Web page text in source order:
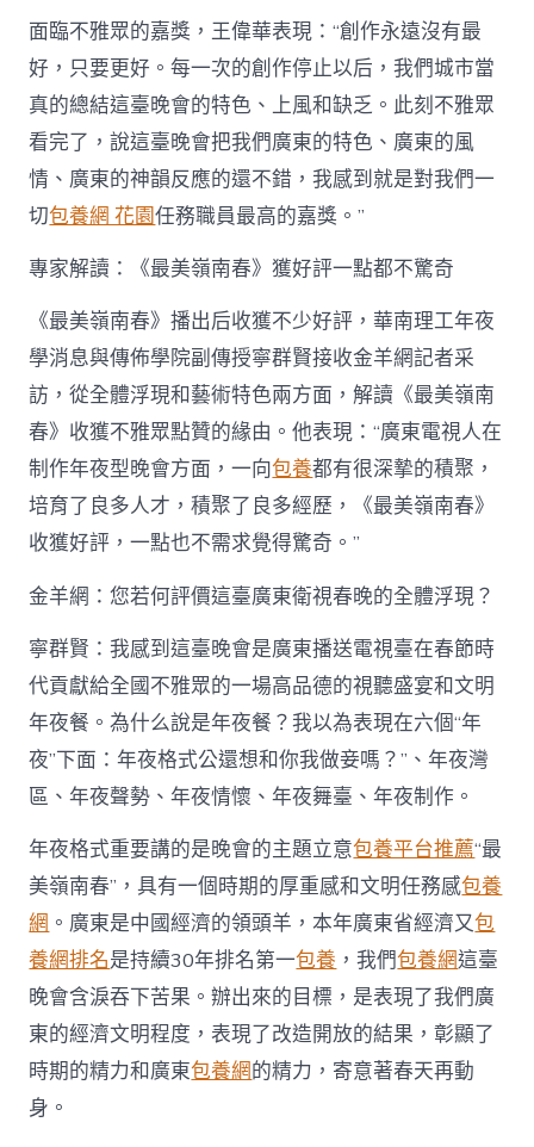
面臨不雅眾的嘉獎，王偉華表現：“創作永遠沒有最
好，只要更好。每一次的創作停止以后，我們城市當
真的總結這臺晚會的特色、上風和缺乏。此刻不雅眾
看完了，說這臺晚會把我們廣東的特色、廣東的風
情、廣東的神韻反應的還不錯，我感到就是對我們一
切包養網 花園任務職員最高的嘉獎。”
專家解讀：《最美嶺南春》獲好評一點都不驚奇
《最美嶺南春》播出后收獲不少好評，華南理工年夜
學消息與傳佈學院副傳授寧群賢接收金羊網記者采
訪，從全體浮現和藝術特色兩方面，解讀《最美嶺南
春》收獲不雅眾點贊的緣由。他表現：“廣東電視人在
制作年夜型晚會方面，一向包養都有很深摯的積聚，
培育了良多人才，積聚了良多經歷，《最美嶺南春》
收獲好評，一點也不需求覺得驚奇。”
金羊網：您若何評價這臺廣東衛視春晚的全體浮現？
寧群賢：我感到這臺晚會是廣東播送電視臺在春節時
代貢獻給全國不雅眾的一場高品德的視聽盛宴和文明
年夜餐。為什么說是年夜餐？我以為表現在六個“年
夜”下面：年夜格式公還想和你我做妾嗎？”、年夜灣
區、年夜聲勢、年夜情懷、年夜舞臺、年夜制作。
年夜格式重要講的是晚會的主題立意包養平台推薦“最
美嶺南春”，具有一個時期的厚重感和文明任務感包養
網 。廣東是中國經濟的領頭羊，本年廣東省經濟又包
養網排名是持續30年排名第一包養 ，我們包養網這臺
晚會含淚吞下苦果。辦出來的目標，是表現了我們廣
東的經濟文明程度，表現了改造開放的結果，彰顯了
時期的精力和廣東包養網的精力，寄意著春天再動
身。